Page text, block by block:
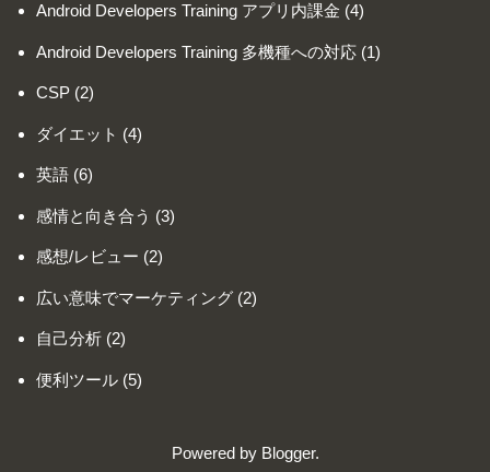
Android Developers Training アプリ内課金 (4)
Android Developers Training 多機種への対応 (1)
CSP (2)
ダイエット (4)
英語 (6)
感情と向き合う (3)
感想/レビュー (2)
広い意味でマーケティング (2)
自己分析 (2)
便利ツール (5)
Powered by Blogger.